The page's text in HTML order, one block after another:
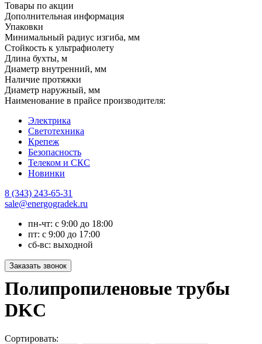
Товары по акции
Дополнительная информация
Упаковки
Минимальный радиус изгиба, мм
Стойкость к ультрафиолету
Длина бухты, м
Диаметр внутренний, мм
Наличие протяжки
Диаметр наружный, мм
Наименование в прайсе производителя:
Электрика
Светотехника
Крепеж
Безопасность
Телеком и СКС
Новинки
8 (343) 243-65-31
sale@energogradek.ru
пн-чт: с 9:00 до 18:00
пт: с 9:00 до 17:00
сб-вс: выходной
Полипропиленовые трубы
DKC
Сортировать: